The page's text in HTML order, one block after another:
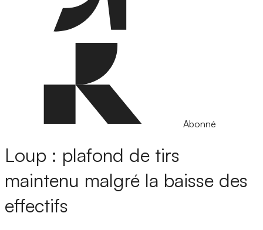
Abonné
Loup : plafond de tirs
maintenu malgré la baisse des
effectifs